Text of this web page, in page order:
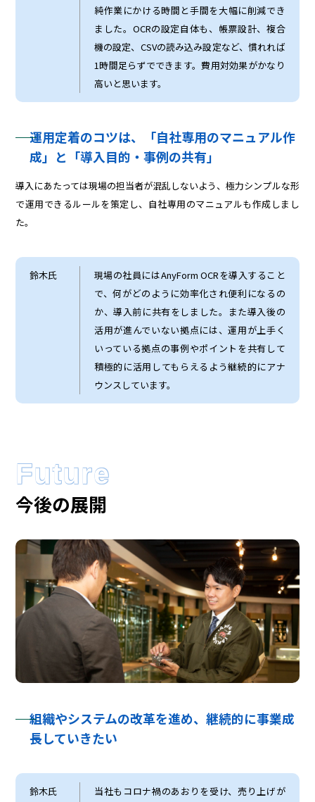
純作業にかける時間と手間を大幅に削減でき
ました。OCRの設定自体も、帳票設計、複合
機の設定、CSVの読み込み設定など、慣れれば
1時間足らずでできます。費用対効果がかなり
高いと思います。
運用定着のコツは、「自社専用のマニュアル作
成」と「導入目的・事例の共有」
導入にあたっては現場の担当者が混乱しないよう、極力シンプルな形
で運用できるルールを策定し、自社専用のマニュアルも作成しまし
た。
鈴木氏
現場の社員にはAnyForm OCRを導入すること
で、何がどのように効率化され便利になるの
か、導入前に共有をしました。また導入後の
活用が進んでいない拠点には、運用が上手く
いっている拠点の事例やポイントを共有して
積極的に活用してもらえるよう継続的にアナ
ウンスしています。
Future
今後の展開
組織やシステムの改革を進め、継続的に事業成
長していきたい
鈴木氏
当社もコロナ禍のあおりを受け、売り上げが